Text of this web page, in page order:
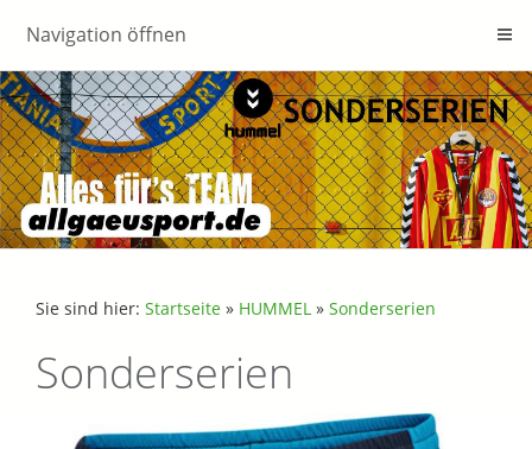
Navigation öffnen
Sie sind hier: Startseite » HUMMEL » Sonderserien
Sonderserien